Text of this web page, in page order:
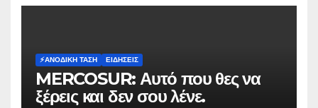
⚡️ΑΝΟΔΙΚΉ ΤΆΣΗ ΕΙΔΉΣΕΙΣ
MERCOSUR: Αυτό που θες να
ξέρεις και δεν σου λένε.